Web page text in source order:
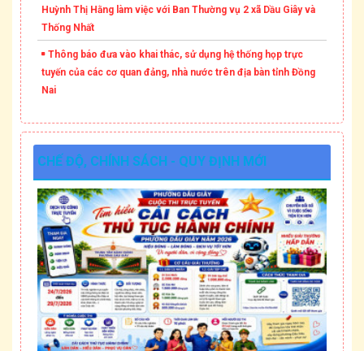
Huỳnh Thị Hằng làm việc với Ban Thường vụ 2 xã Dầu Giây và
Thống Nhất
Thông báo đưa vào khai thác, sử dụng hệ thống họp trực
tuyến của các cơ quan đảng, nhà nước trên địa bàn tỉnh Đồng
Nai
CHẾ ĐỘ, CHÍNH SÁCH - QUY ĐỊNH MỚI